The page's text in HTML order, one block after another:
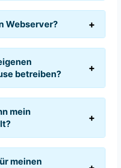
Webserver?
betreiben?
mein
meinen